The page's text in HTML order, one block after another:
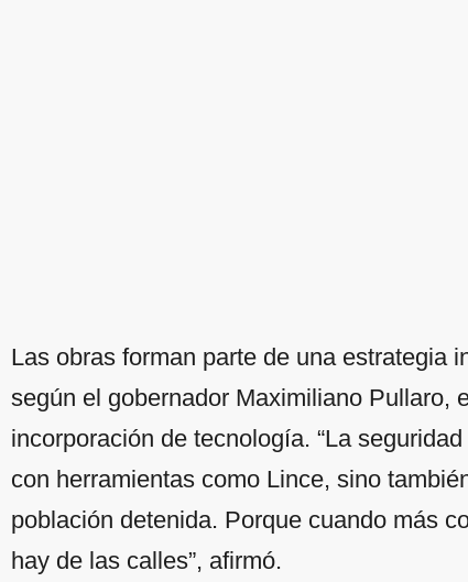
Las obras forman parte de una estrategia
según el gobernador Maximiliano Pullaro,
incorporación de tecnología. “La
con herramientas como Lince, sino
población detenida. Porque cuando más
hay de las calles”, afirmó.